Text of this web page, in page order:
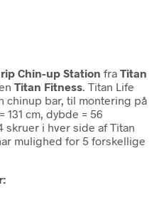
Chin-up Station fra Titan
Titan Fitness. Titan Life
chinup bar, til montering på
131 cm, dybde = 56
skruer i hver side af Titan
mulighed for 5 forskellige